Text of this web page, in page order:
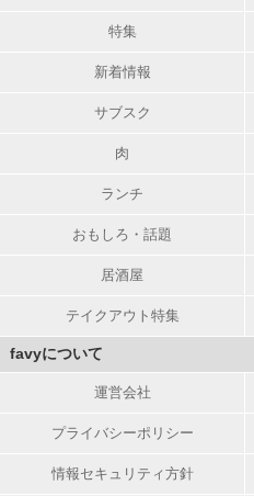
特集
新着情報
サブスク
肉
ランチ
おもしろ・話題
居酒屋
テイクアウト特集
favyについて
運営会社
プライバシーポリシー
情報セキュリティ方針